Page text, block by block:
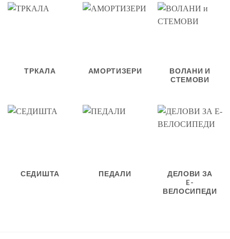
ТРКАЛА АМОРТИЗЕРИ
ВОЛАНИ И
СТЕМОВИ
СЕДИШТА ПЕДАЛИ
ДЕЛОВИ ЗА
E-
ВЕЛОСИПЕДИ